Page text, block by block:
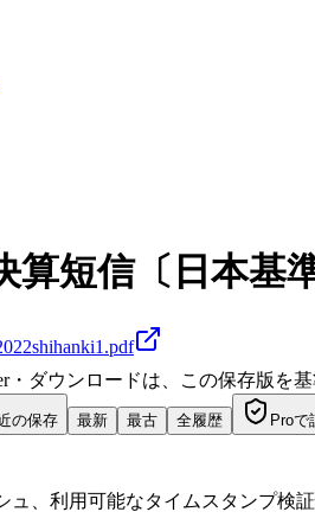
算短信〔日本基
・ダウンロードは、この保存版を基
の保存 最新 最古 全履歴 Proで
、利用可能なタイムスタンプ検